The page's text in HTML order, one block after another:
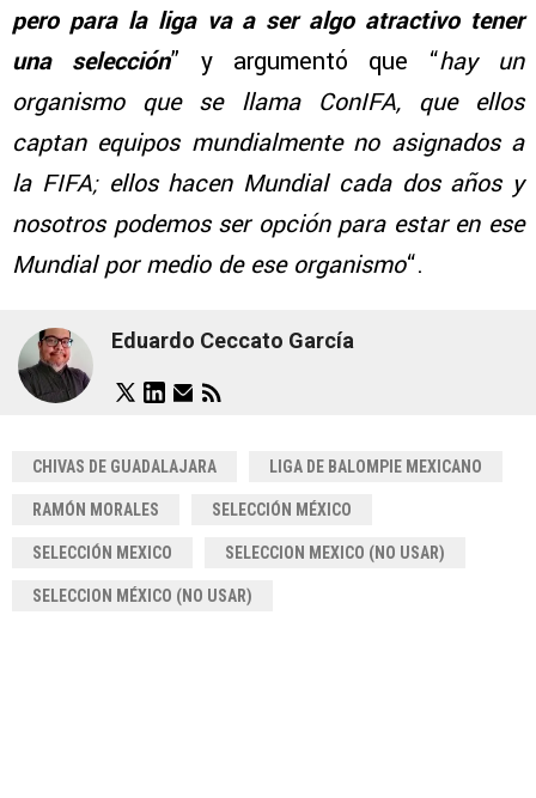
pero para la liga va a ser algo atractivo tener
una selección” y argumentó que “hay un
organismo que se llama ConIFA, que ellos
captan equipos mundialmente no asignados a
la FIFA; ellos hacen Mundial cada dos años y
nosotros podemos ser opción para estar en ese
Mundial por medio de ese organismo“.
Eduardo Ceccato García
CHIVAS DE GUADALAJARA LIGA DE BALOMPIE MEXICANO
RAMÓN MORALES SELECCIÓN MÉXICO
SELECCIÓN MEXICO SELECCION MEXICO (NO USAR)
SELECCION MÉXICO (NO USAR)